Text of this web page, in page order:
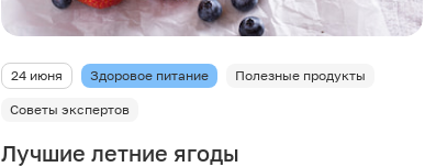
24 июня Здоровое питание Полезные продукты
Советы экспертов
Лучшие летние ягоды